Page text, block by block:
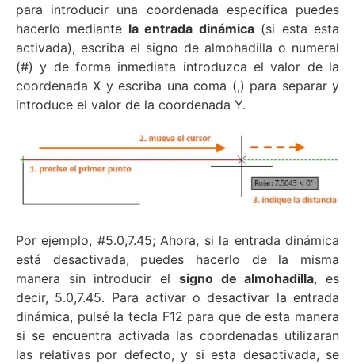
para introducir una coordenada específica puedes
hacerlo mediante la entrada dinámica(si esta esta
activada), escriba el signo de almohadilla o numeral
(#) y de forma inmediata introduzca el valor de la
coordenada X y escriba una coma (,) para separar y
introduce el valor de la coordenada Y.
Por ejemplo, #5.0,7.45; Ahora, si la entrada dinámica
está desactivada, puedes hacerlo de la misma
manera sin introducir el signo de almohadilla, es
decir, 5.0,7.45. Para activar o desactivar la entrada
dinámica, pulsé la tecla F12 para que de esta manera
si se encuentra activada las coordenadas utilizaran
las relativas por defecto, y si esta desactivada, se